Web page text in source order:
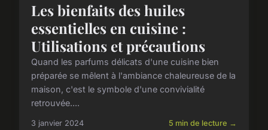
Les bienfaits des huiles
essentielles en cuisine :
Utilisations et précautions
Quand les parfums délicats d'une cuisine bien
préparée se mêlent à l'ambiance chaleureuse de la
maison, c'est le symbole d'une convivialité
retrouvée....
3 janvier 2024 5 min de lecture →